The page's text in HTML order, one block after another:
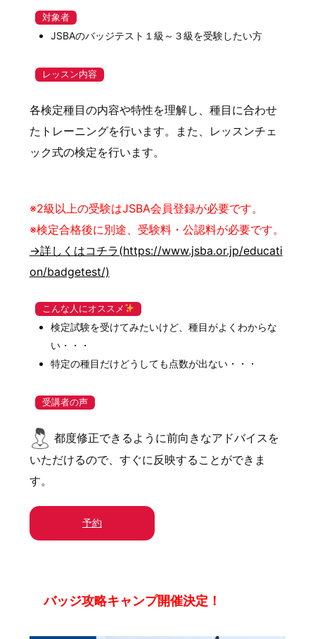
対象者
JSBAのバッジテスト１級～３級を受験したい方
レッスン内容
各検定種目の内容や特性を理解し、種目に合わせ
たトレーニングを行います。また、レッスンチェ
ック式の検定を行います。
※2級以上の受験はJSBA会員登録が必要です。
※検定合格後に別途、受験料・公認料が必要です。
→詳しくはコチラ(https://www.jsba.or.jp/educati
on/badgetest/)
こんな人にオススメ
検定試験を受けてみたいけど、種目がよくわからな
い・・・
特定の種目だけどうしても点数が出ない・・・
受講者の声
都度修正できるように前向きなアドバイスを
いただけるので、すぐに反映することができま
す。
予約
バッジ攻略キャンプ開催決定！